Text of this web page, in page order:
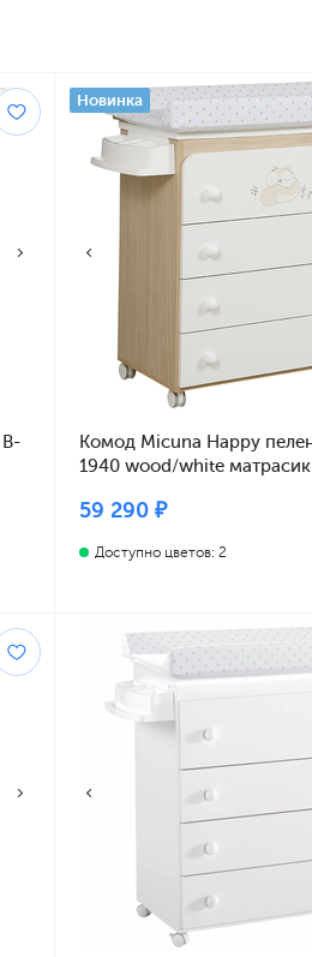
Новинка
Комод Micuna Happy
1940 wood/white
59 290 ₽
Доступно цветов: 2